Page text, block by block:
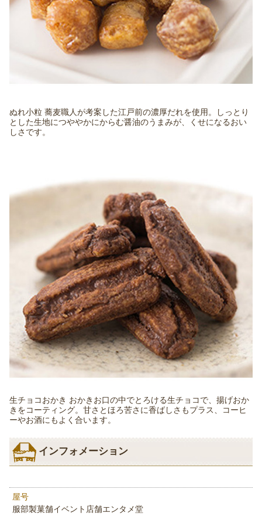
ぬれ小粒 蕎麦職人が考案した江戸前の濃厚だれを使用。しっとり
とした生地につややかにからむ醤油のうまみが、くせになるおい
しさです。
生チョコおかき おかきお口の中でとろける生チョコで、揚げおか
きをコーティング。甘さとほろ苦さに香ばしさもプラス、コーヒ
ーやお酒にもよく合います。
インフォメーション
屋号
服部製菓舗イベント店舗エンタメ堂